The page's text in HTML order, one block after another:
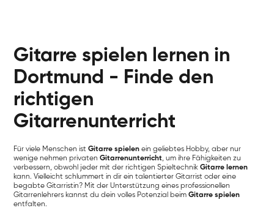
Gitarre spielen lernen in
Dortmund - Finde den
richtigen
Gitarrenunterricht
Für viele Menschen istGitarre spielen ein geliebtes Hobby, aber nur
wenige nehmen privatenGitarrenunterricht, um ihre Fähigkeiten zu
verbessern, obwohl jeder mit der richtigen SpieltechnikGitarre lernen
kann. Vielleicht schlummert in dir ein talentierter Gitarrist oder eine
begabte Gitarristin? Mit der Unterstützung eines professionellen
Gitarrenlehrers kannst du dein volles Potenzial beimGitarre spielen
entfalten.